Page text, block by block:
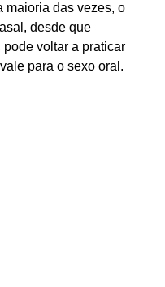
maioria das vezes, o
desde que
voltar a praticar
para o sexo oral.